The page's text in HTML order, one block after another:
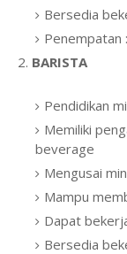
Bersedia
Penempatan
2. BARISTA
Pendidikan
Memiliki
beverage
Mengusai
Mampu
Dapat
Bersedia